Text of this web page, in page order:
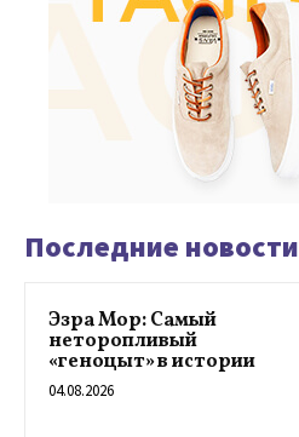
Последние новости
Эзра Мор: Самый
неторопливый
«геноцыт» в истории
04.08.2026